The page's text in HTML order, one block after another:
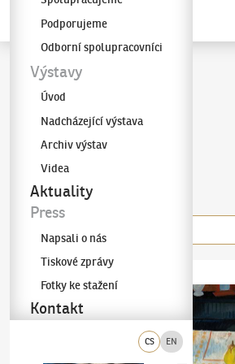
Galerie KODL
CS EN
Podporujeme
Odborní spolupracovníci
Výstavy
Úvod
Nadcházející výstava
Archiv výstav
Videa
Aktuality
Press
Napsali o nás
Tiskové zprávy
Fotky ke stažení
Kontakt
Jaroslav Hořánek
(1925–1995)
Díla autora
Jaroslav Hořánek(1925–1995)